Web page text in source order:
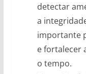
detectar
a
importante
e fortalecer
o tempo.